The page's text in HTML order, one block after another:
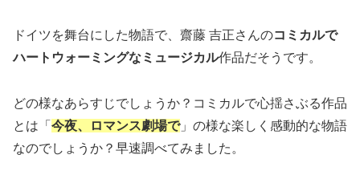
ドイツを舞台にした物語で、齋藤 吉正さんのコミカルで
ハートウォーミングなミュージカル作品だそうです。
どの様なあらすじでしょうか？コミカルで心揺さぶる作品
とは「 今夜、ロマンス劇場で」の様な楽しく感動的な物語
なのでしょうか？早速調べてみました。